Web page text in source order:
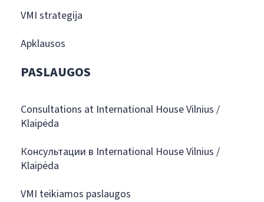
VMI strategija
Apklausos
PASLAUGOS
Consultations at International House Vilnius /
Klaipėda
Консультации в International House Vilnius /
Klaipėda
VMI teikiamos paslaugos